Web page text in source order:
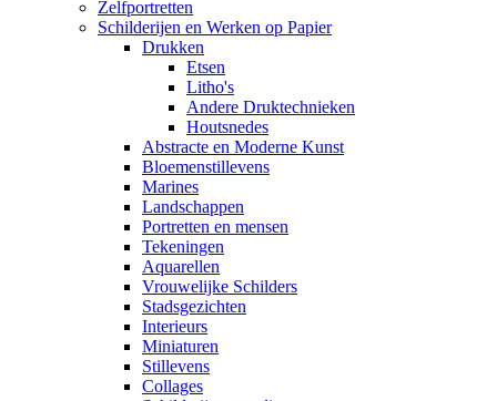
Zelfportretten
Schilderijen en Werken op Papier
Drukken
Etsen
Litho's
Andere Druktechnieken
Houtsnedes
Abstracte en Moderne Kunst
Bloemenstillevens
Marines
Landschappen
Portretten en mensen
Tekeningen
Aquarellen
Vrouwelijke Schilders
Stadsgezichten
Interieurs
Miniaturen
Stillevens
Collages